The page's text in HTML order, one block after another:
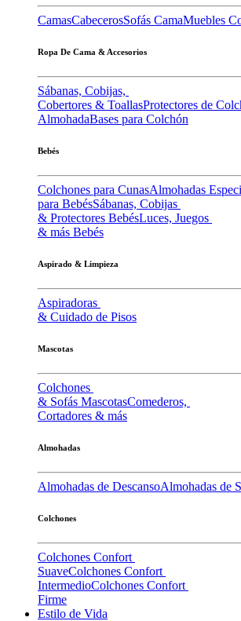
CamasCabecerosSofás CamaMuebles
Ropa De Cama & Accesorios
Sábanas, Cobijas,
Cobertores & ToallasProtectores de
AlmohadaBases para Colchón
Bebés
Colchones para CunasAlmohadas
para BebésSábanas, Cobijas
& Protectores BebésLuces, Juegos
& más Bebés
Aspirado & Limpieza
Aspiradoras
& Cuidado de Pisos
Mascotas
Colchones
& Sofás MascotasComederos,
Cortadores & más
Almohadas
Almohadas de DescansoAlmohadas de
Colchones
Colchones Confort
SuaveColchones Confort
IntermedioColchones Confort
Firme
Estilo de Vida